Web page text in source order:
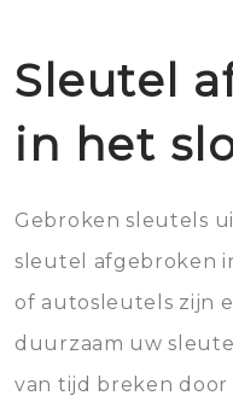
Sleutel
in het
Gebroken sleutels
sleutel afgebroken
of autosleutels zijn
duurzaam uw
van tijd breken